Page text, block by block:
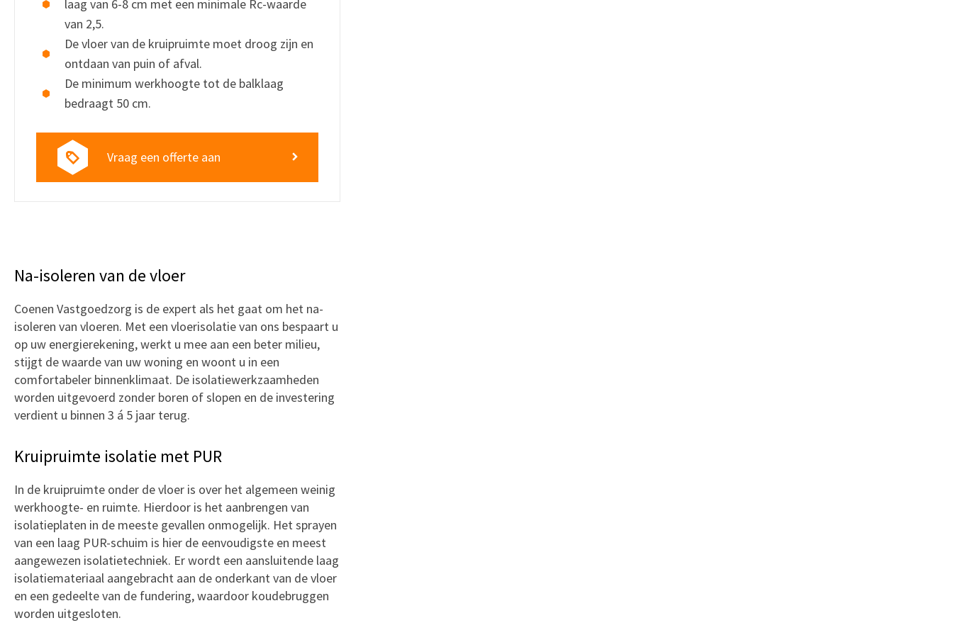
laag van 6-8 cm met een minimale Rc-waarde
van 2,5.
De vloer van de kruipruimte moet droog zijn en
ontdaan van puin of afval.
De minimum werkhoogte tot de balklaag
bedraagt 50 cm.
Vraag een offerte aan
Na-isoleren van de vloer
Coenen Vastgoedzorg is de expert als het gaat om het na-
isoleren van vloeren. Met een vloerisolatie van ons bespaart u
op uw energierekening, werkt u mee aan een beter milieu,
stijgt de waarde van uw woning en woont u in een
comfortabeler binnenklimaat. De isolatiewerkzaamheden
worden uitgevoerd zonder boren of slopen en de investering
verdient u binnen 3 á 5 jaar terug.
Kruipruimte isolatie met PUR
In de kruipruimte onder de vloer is over het algemeen weinig
werkhoogte- en ruimte. Hierdoor is het aanbrengen van
isolatieplaten in de meeste gevallen onmogelijk. Het sprayen
van een laag PUR-schuim is hier de eenvoudigste en meest
aangewezen isolatietechniek. Er wordt een aansluitende laag
isolatiemateriaal aangebracht aan de onderkant van de vloer
en een gedeelte van de fundering, waardoor koudebruggen
worden uitgesloten.